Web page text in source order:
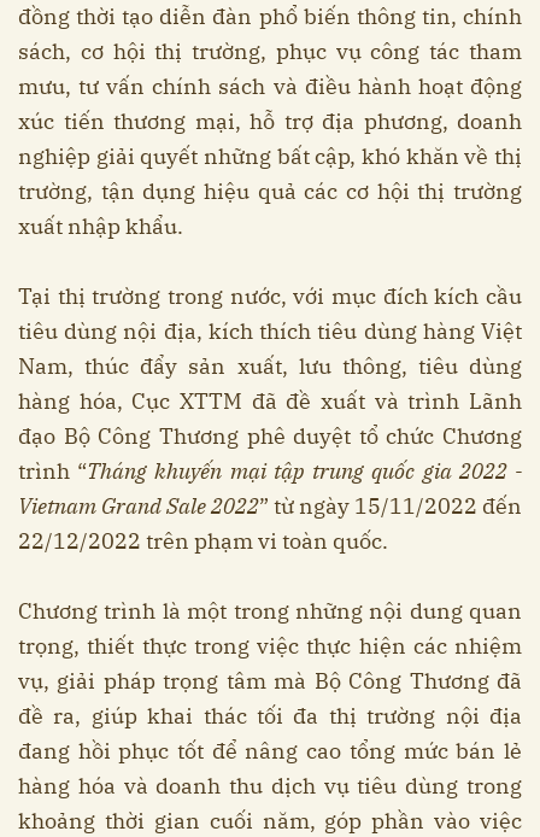
đồng thời tạo diễn đàn phổ biến thông tin, chính
sách, cơ hội thị trường, phục vụ công tác tham
mưu, tư vấn chính sách và điều hành hoạt động
xúc tiến thương mại, hỗ trợ địa phương, doanh
nghiệp giải quyết những bất cập, khó khăn về thị
trường, tận dụng hiệu quả các cơ hội thị trường
xuất nhập khẩu.
Tại thị trường trong nước, với mục đích kích cầu
tiêu dùng nội địa, kích thích tiêu dùng hàng Việt
Nam, thúc đẩy sản xuất, lưu thông, tiêu dùng
hàng hóa, Cục XTTM đã đề xuất và trình Lãnh
đạo Bộ Công Thương phê duyệt tổ chức Chương
trình “Tháng khuyến mại tập trung quốc gia 2022 -
Vietnam Grand Sale 2022” từ ngày 15/11/2022 đến
22/12/2022 trên phạm vi toàn quốc.
Chương trình là một trong những nội dung quan
trọng, thiết thực trong việc thực hiện các nhiệm
vụ, giải pháp trọng tâm mà Bộ Công Thương đã
đề ra, giúp khai thác tối đa thị trường nội địa
đang hồi phục tốt để nâng cao tổng mức bán lẻ
hàng hóa và doanh thu dịch vụ tiêu dùng trong
khoảng thời gian cuối năm, góp phần vào việc